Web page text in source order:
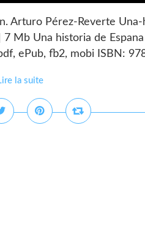
Arturo Pérez-Reverte
Mb Una historia de
ePub, fb2, mobi ISBN:
la suite